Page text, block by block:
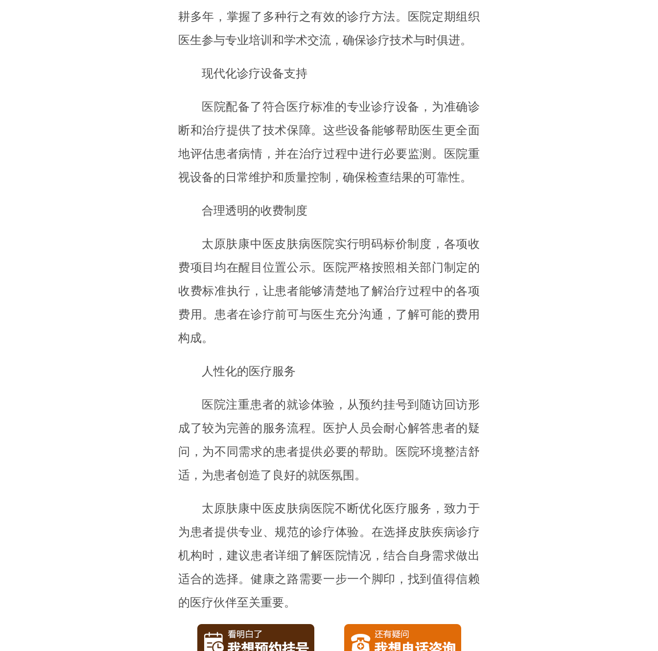
耕多年，掌握了多种行之有效的诊疗方法。医院定期组织
医生参与专业培训和学术交流，确保诊疗技术与时俱进。
现代化诊疗设备支持
医院配备了符合医疗标准的专业诊疗设备，为准确诊
断和治疗提供了技术保障。这些设备能够帮助医生更全面
地评估患者病情，并在治疗过程中进行必要监测。医院重
视设备的日常维护和质量控制，确保检查结果的可靠性。
合理透明的收费制度
太原肤康中医皮肤病医院实行明码标价制度，各项收
费项目均在醒目位置公示。医院严格按照相关部门制定的
收费标准执行，让患者能够清楚地了解治疗过程中的各项
费用。患者在诊疗前可与医生充分沟通，了解可能的费用
构成。
人性化的医疗服务
医院注重患者的就诊体验，从预约挂号到随访回访形
成了较为完善的服务流程。医护人员会耐心解答患者的疑
问，为不同需求的患者提供必要的帮助。医院环境整洁舒
适，为患者创造了良好的就医氛围。
太原肤康中医皮肤病医院不断优化医疗服务，致力于
为患者提供专业、规范的诊疗体验。在选择皮肤疾病诊疗
机构时，建议患者详细了解医院情况，结合自身需求做出
适合的选择。健康之路需要一步一个脚印，找到值得信赖
的医疗伙伴至关重要。